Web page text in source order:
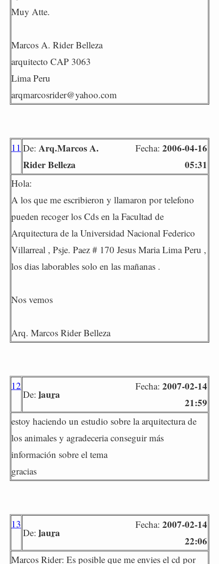
Muy Atte.
Marcos A. Rider Belleza
arquitecto CAP 3063
Lima Peru
arqmarcosrider@yahoo.com
11 De: Arq.Marcos A.
Rider Belleza
Fecha: 2006-04-16
05:31
Hola:
A los que me escribieron y llamaron por telefono
pueden recoger los Cds en la Facultad de
Arquitectura de la Universidad Nacional Federico
Villarreal , Psje. Paez # 170 Jesus Maria Lima Peru ,
los dias laborables solo en las mañanas .
Nos vemos
Arq. Marcos Rider Belleza
12
De: laura
Fecha: 2007-02-14
21:59
estoy haciendo un estudio sobre la arquitectura de
los animales y agradeceria conseguir más
información sobre el tema
gracias
13
De: laura
Fecha: 2007-02-14
22:06
Marcos Rider: Es posible que me envies el cd por